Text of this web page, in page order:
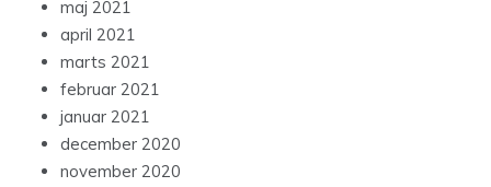
maj 2021
april 2021
marts 2021
februar 2021
januar 2021
december 2020
november 2020